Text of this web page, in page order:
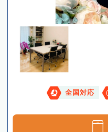
全国対応